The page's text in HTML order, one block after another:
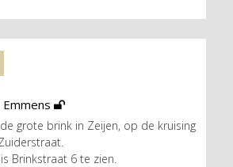
Emmens
grote brink in Zeijen, op de kruising
Brinkstraat 6 te zien.